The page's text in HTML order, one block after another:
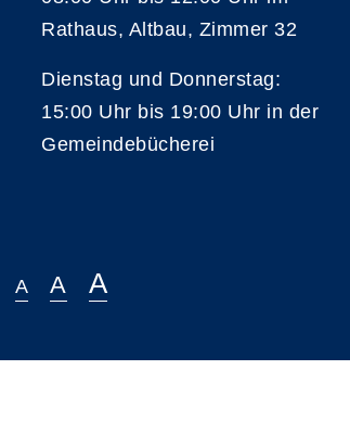
Rathaus, Altbau, Zimmer 32
Dienstag und Donnerstag:
15:00 Uhr bis 19:00 Uhr in der
Gemeindebücherei
A A A